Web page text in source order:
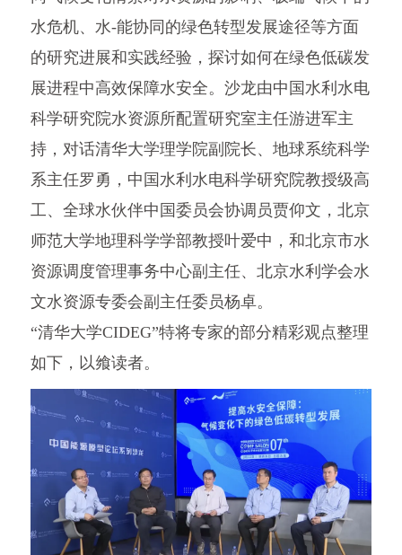
水危机、水-能协同的绿色转型发展途径等方面
的研究进展和实践经验，探讨如何在绿色低碳发
展进程中高效保障水安全。沙龙由中国水利水电
科学研究院水资源所配置研究室主任游进军主
持，对话清华大学理学院副院长、地球系统科学
系主任罗勇，中国水利水电科学研究院教授级高
工、全球水伙伴中国委员会协调员贾仰文，北京
师范大学地理科学学部教授叶爱中，和北京市水
资源调度管理事务中心副主任、北京水利学会水
文水资源专委会副主任委员杨卓。
“清华大学CIDEG”特将专家的部分精彩观点整理
如下，以飨读者。